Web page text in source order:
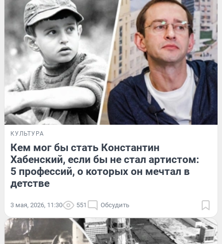
КУЛЬТУРА
Кем мог бы стать Константин
Хабенский, если бы не стал артистом:
5 профессий, о которых он мечтал в
детстве
3 мая, 2026, 11:30 551 Обсудить